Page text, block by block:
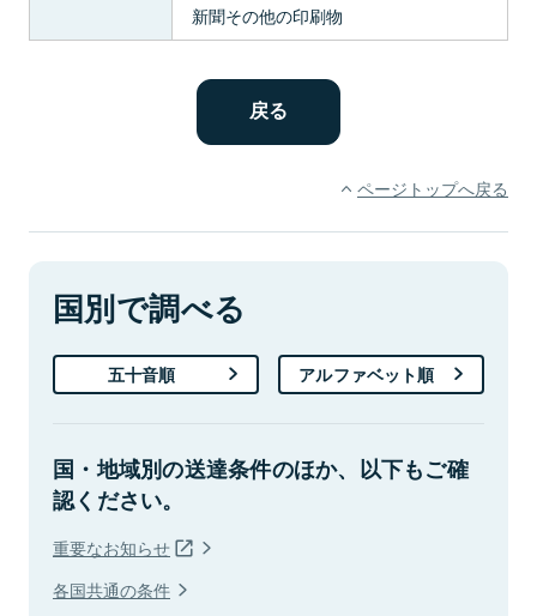
新聞その他の印刷物
ページトップへ戻る
国別で調べる
五十音順 アルファベット順
国・地域別の送達条件のほか、以下もご確
認ください。
重要なお知らせ
各国共通の条件